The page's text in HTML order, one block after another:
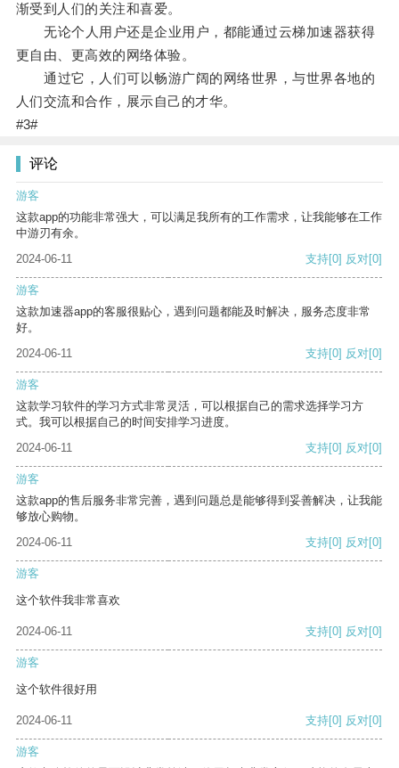
渐受到人们的关注和喜爱。
无论个人用户还是企业用户，都能通过云梯加速器获得
更自由、更高效的网络体验。
通过它，人们可以畅游广阔的网络世界，与世界各地的
人们交流和合作，展示自己的才华。
#3#
评论
游客
这款app的功能非常强大，可以满足我所有的工作需求，让我能够在工作
中游刃有余。
2024-06-11
支持[0] 反对[0]
游客
这款加速器app的客服很贴心，遇到问题都能及时解决，服务态度非常
好。
2024-06-11
支持[0] 反对[0]
游客
这款学习软件的学习方式非常灵活，可以根据自己的需求选择学习方
式。我可以根据自己的时间安排学习进度。
2024-06-11
支持[0] 反对[0]
游客
这款app的售后服务非常完善，遇到问题总是能够得到妥善解决，让我能
够放心购物。
2024-06-11
支持[0] 反对[0]
游客
这个软件我非常喜欢
2024-06-11 支持[0] 反对[0]
游客
这个软件很好用
2024-06-11 支持[0] 反对[0]
游客